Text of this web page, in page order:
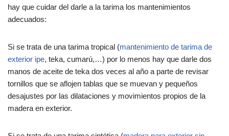
hay que cuidar del darle a la tarima los mantenimientos
adecuados:
Si se trata de una tarima tropical (mantenimiento de tarima de
exterior ipe, teka, cumarú,…) por lo menos hay que darle dos
manos de aceite de teka dos veces al año a parte de revisar
tornillos que se aflojen tablas que se muevan y pequeños
desajustes por las dilataciones y movimientos propios de la
madera en exterior.